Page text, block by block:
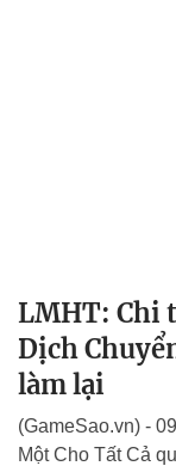
LMHT: Chi
Dịch
làm lại
(GameSao.vn) -
Một Cho Tất Cả